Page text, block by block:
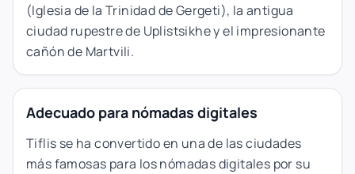
(Iglesia de la Trinidad de Gergeti), la antigua
ciudad rupestre de Uplistsikhe y el impresionante
cañón de Martvili.
Adecuado para nómadas digitales
Tiflis se ha convertido en una de las ciudades
más famosas para los nómadas digitales por su